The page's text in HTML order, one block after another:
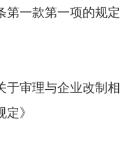
第一款第一项的规定
审理与企业改制相
》